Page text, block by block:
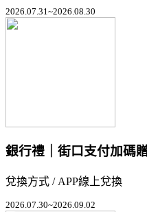
2026.07.31~2026.08.30
銀行禮｜街口支付加碼
兌換方式 / APP線上兌換
2026.07.30~2026.09.02